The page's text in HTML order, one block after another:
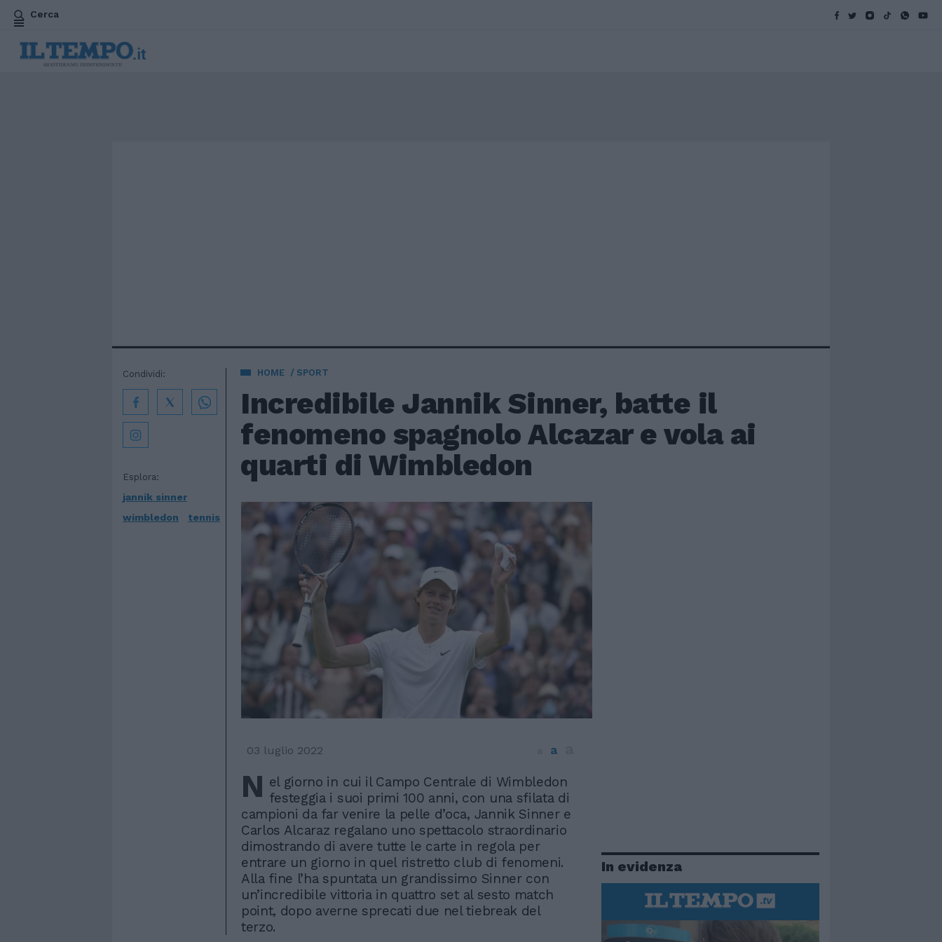
Cerca
HOME SPORT
Incredibile Jannik Sinner, batte il
fenomeno spagnolo Alcazar e vola ai
quarti di Wimbledon
Esplora:
jannik sinner
wimbledon
tennis
Condividi:
03 luglio 2022 a
N el giorno in cui il Campo Centrale di Wimbledon
festeggia i suoi primi 100 anni, con una sfilata di
campioni da far venire la pelle d’oca, Jannik Sinner e
Carlos Alcaraz regalano uno spettacolo straordinario
dimostrando di avere tutte le carte in regola per
entrare un giorno in quel ristretto club di fenomeni.
Alla fine l’ha spuntata un grandissimo Sinner con
un’incredibile vittoria in quattro set al sesto match
point, dopo averne sprecati due nel tiebreak del
terzo.
In evidenza